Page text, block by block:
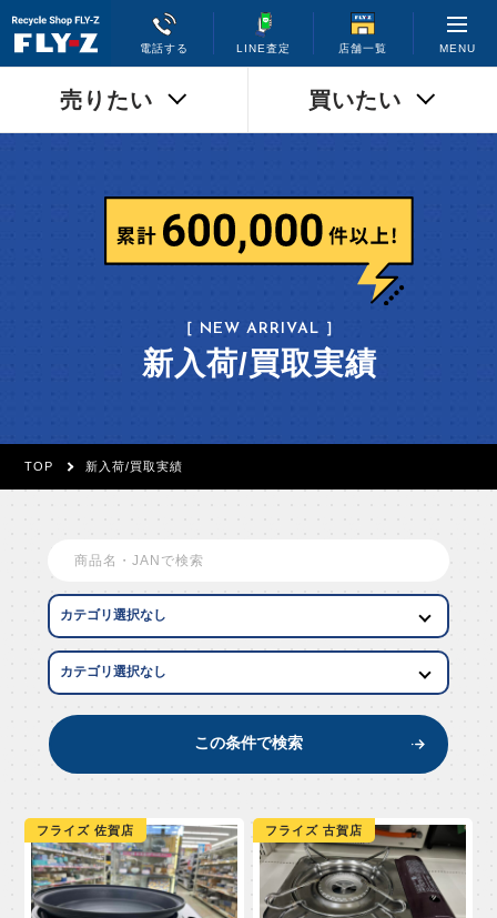
電話する LINE査定 店舗一覧 MENU
売りたい 買いたい
［ NEW ARRIVAL ］
新入荷/買取実績
TOP 新入荷/買取実績
この条件で検索
フライズ 佐賀店 フライズ 古賀店